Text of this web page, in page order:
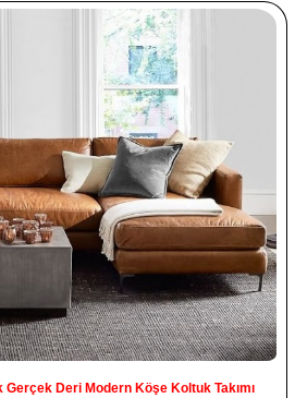
Deri Modern Köşe Koltuk Takımı